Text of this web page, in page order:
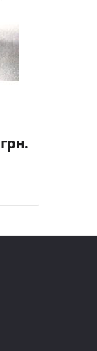
грн.